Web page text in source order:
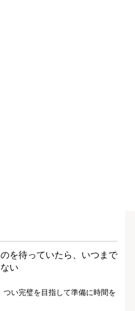
を待っていたら、いつまで
ない
つい完璧を目指して準備に時間を